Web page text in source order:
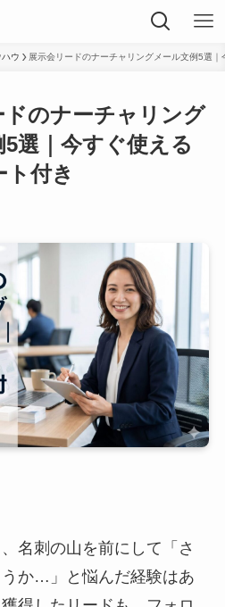
ウ 展示会リードのナーチャリングメール文例5選
ドのナーチャリング
5選｜今すぐ使える
付き
名刺の山を前にして「さ
か…」と悩んだ経験はあ